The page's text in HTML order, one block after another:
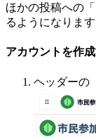
ほかの投稿への
るようになります
アカウントを作
ヘッダーの